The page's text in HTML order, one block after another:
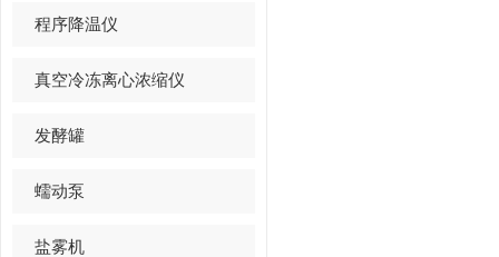
程序降温仪
真空冷冻离心浓缩仪
发酵罐
蠕动泵
盐雾机